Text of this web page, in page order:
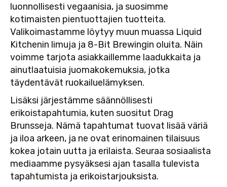
luonnollisesti vegaanisia, ja suosimme
kotimaisten pientuottajien tuotteita.
Valikoimastamme löytyy muun muassa Liquid
Kitchenin limuja ja 8-Bit Brewingin oluita. Näin
voimme tarjota asiakkaillemme laadukkaita ja
ainutlaatuisia juomakokemuksia, jotka
täydentävät ruokailuelämyksen.
Lisäksi järjestämme säännöllisesti
erikoistapahtumia, kuten suositut Drag
Brunsseja. Nämä tapahtumat tuovat lisää väriä
ja iloa arkeen, ja ne ovat erinomainen tilaisuus
kokea jotain uutta ja erilaista. Seuraa sosiaalista
mediaamme pysyäksesi ajan tasalla tulevista
tapahtumista ja erikoistarjouksista.